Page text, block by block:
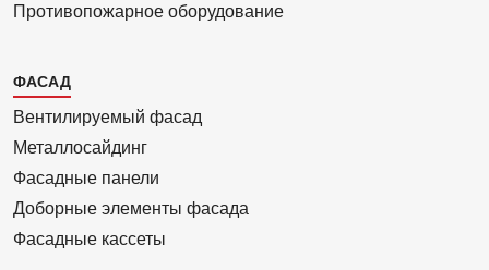
Противопожарное оборудование
Каталог
2
ФАСАД
Вентилиру­емый фасад
Металло­сайдинг
Фасадные панели
Доборные элементы фасада
Фасадные кассеты